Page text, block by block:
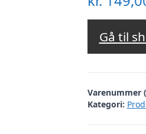
Gå til
Varenummer
Kategori: